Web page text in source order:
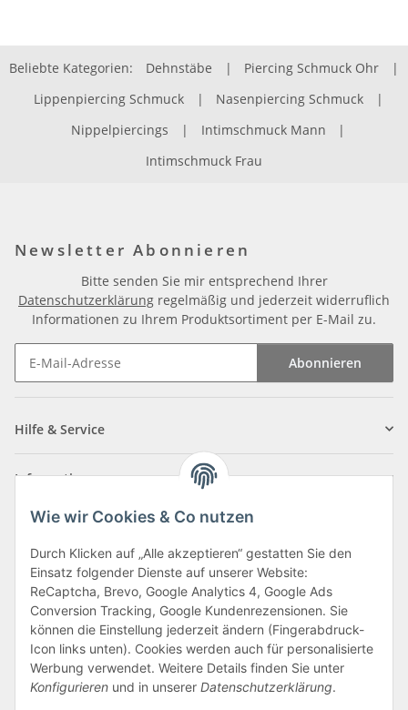
Wie wir Cookies & Co nutzen
Durch Klicken auf „Alle akzeptieren“ gestatten Sie den
Einsatz folgender Dienste auf unserer Website:
ReCaptcha, Brevo, Google Analytics 4, Google Ads
Conversion Tracking, Google Kundenrezensionen. Sie
können die Einstellung jederzeit ändern (Fingerabdruck-
Icon links unten). Cookies werden auch für personalisierte
Werbung verwendet. Weitere Details finden Sie unter
Konfigurieren und in unserer Datenschutzerklärung.
Beliebte Kategorien: Dehnstäbe | Piercing Schmuck Ohr
|
Lippenpiercing Schmuck
| Nasenpiercing Schmuck
|
Nippelpiercings
| Intimschmuck Mann
|
Intimschmuck Frau
Newsletter Abonnieren
Bitte senden Sie mir entsprechend Ihrer
Datenschutzerklärung regelmäßig und jederzeit widerruflich
Informationen zu Ihrem Produktsortiment per E-Mail zu.
Abonnieren
Hilfe & Service
Informationen
Zahlungsarten
Vertrag widerrufen